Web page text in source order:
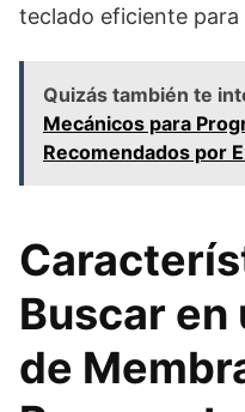
teclado eficiente para
Quizás también te
Mecánicos para
Recomendados por
Buscar en
de